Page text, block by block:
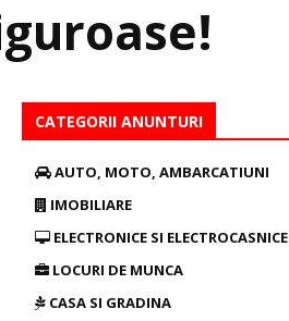
CATEGORII ANUNTURI
AUTO, MOTO, AMBARCATIUNI
IMOBILIARE
ELECTRONICE SI ELECTROCASNICE
LOCURI DE MUNCA
CASA SI GRADINA